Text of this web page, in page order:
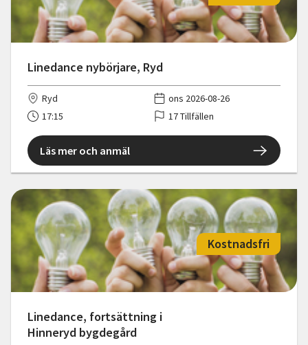
Linedance nybörjare, Ryd
Ryd
ons 2026-08-26
17:15
17 Tillfällen
Läs mer och anmäl
Linedance, fortsättning i
Hinneryd bygdegård
Kostnadsfri